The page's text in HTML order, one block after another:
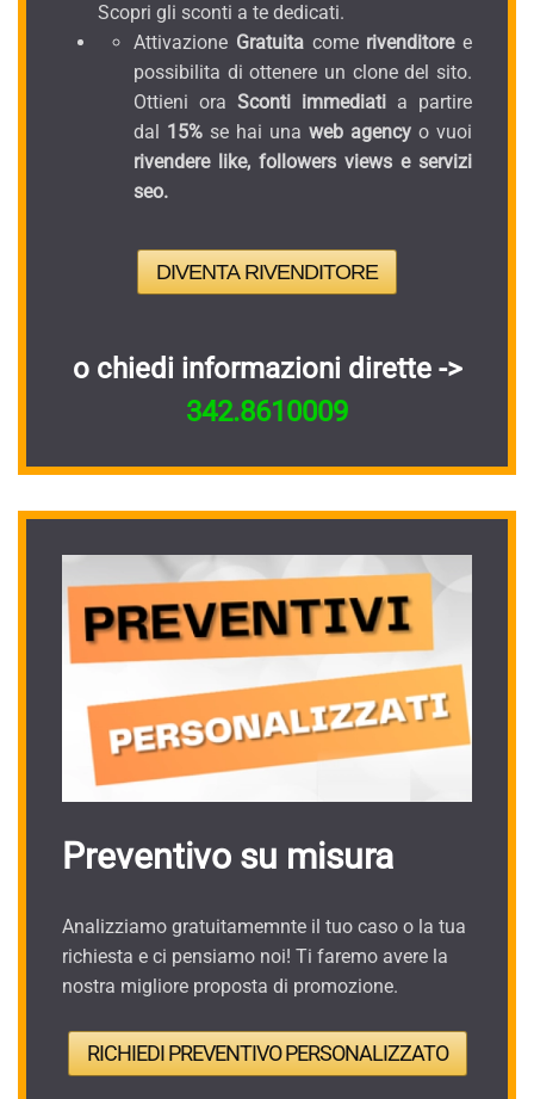
Scopri gli sconti a te dedicati.
Attivazione Gratuitacomerivenditoree
possibilita di ottenere un clone del sito.
Ottieni ora Sconti immediati a partire
dal 15% se hai una web agency o vuoi
rivendere like, followers views e servizi
seo.
DIVENTA RIVENDITORE
o chiedi informazioni dirette ->
342.8610009
Preventivo su misura
Analizziamo gratuitamemnte il tuo caso o la tua
richiesta e ci pensiamo noi! Ti faremo avere la
nostra migliore proposta di promozione.
RICHIEDI PREVENTIVO PERSONALIZZATO